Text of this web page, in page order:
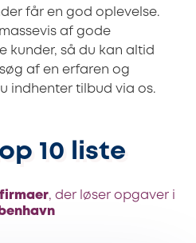
får en god oplevelse.
af gode
kunder, så du kan altid
af en erfaren og
indhenter tilbud via os.
10 liste
, der løser opgaver i